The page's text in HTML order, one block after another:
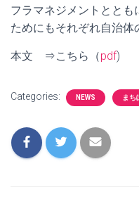
フラマネジメントととも
ためにもそれぞれ自治体
本文 ⇒こちら（pdf)
Categories: NEWS まち